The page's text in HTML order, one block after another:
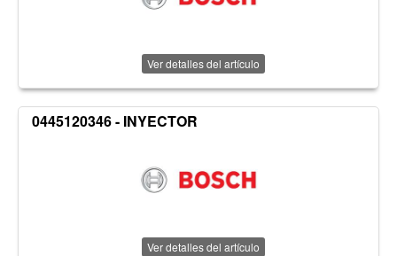
Ver detalles del artículo
0445120346 - INYECTOR
Ver detalles del artículo